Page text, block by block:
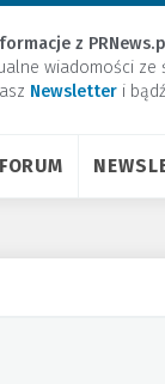
z
wiadomości ze
Newsletter ​i
FORUM